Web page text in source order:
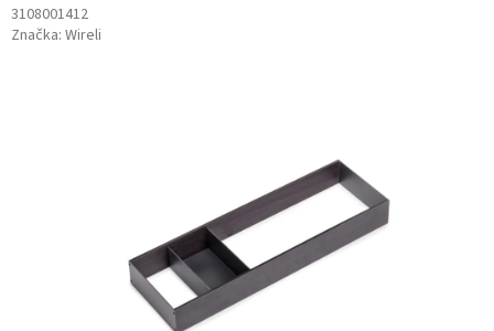
3108001412
Značka: Wireli